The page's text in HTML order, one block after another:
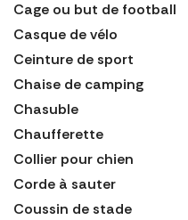
Cage ou but de football
Casque de vélo
Ceinture de sport
Chaise de camping
Chasuble
Chaufferette
Collier pour chien
Corde à sauter
Coussin de stade